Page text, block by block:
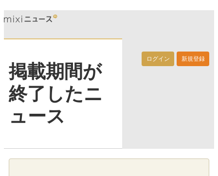
ログイン 新規登録
掲載期間が
終了したニ
ュース